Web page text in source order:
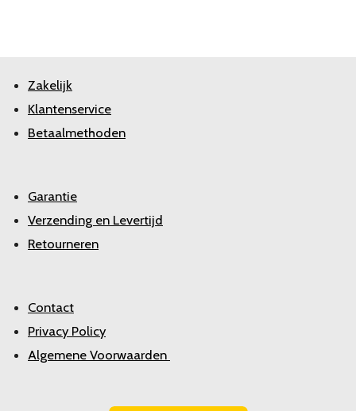
Zakelijk
Klantenservice
Betaalmethoden
Garantie
Verzending en Levertijd
Retourneren
Contact
Privacy Policy
Algemene Voorwaarden